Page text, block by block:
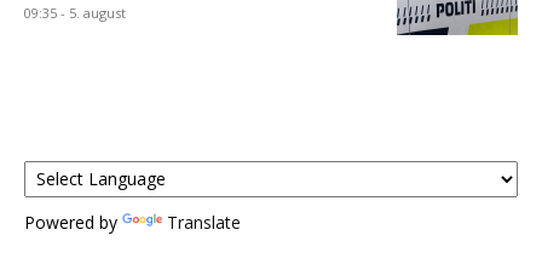
09:35 - 5. august
Powered by Translate